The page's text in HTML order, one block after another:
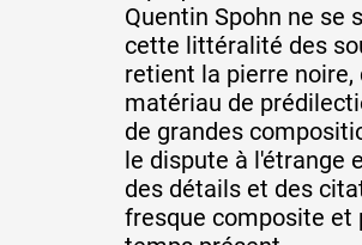
Documentation
Visites d'ateliers
Quentin Spohn ne se
cette littéralité des
retient la pierre noire,
matériau de
de grandes
le dispute à l'étrange
des détails et des
fresque composite et